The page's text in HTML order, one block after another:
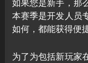
如果您是新手，那
本赛季是开发人员
如何，都能获得便
为了为包括新玩家